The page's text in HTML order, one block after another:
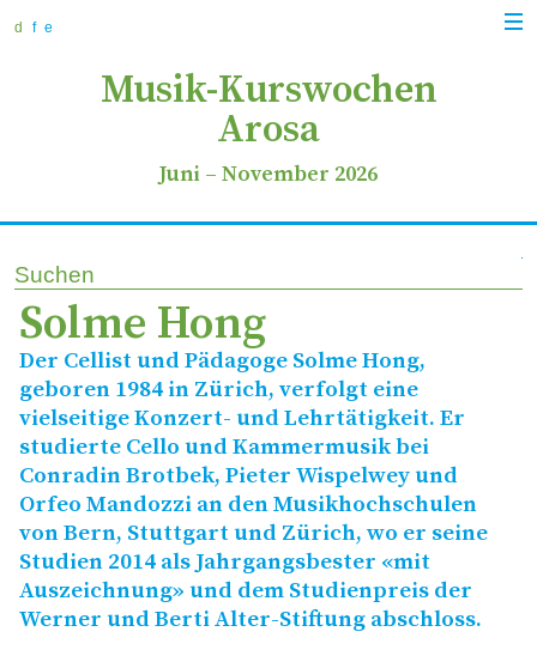
d f e
Musik-Kurswochen
Arosa
Juni – November 2026
Suchen
Solme Hong
Der Cellist und Pädagoge Solme Hong,
geboren 1984 in Zürich, verfolgt eine
vielseitige Konzert- und Lehrtätigkeit. Er
studierte Cello und Kammermusik bei
Conradin Brotbek, Pieter Wispelwey und
Orfeo Mandozzi an den Musikhochschulen
von Bern, Stuttgart und Zürich, wo er seine
Studien 2014 als Jahrgangsbester «mit
Auszeichnung» und dem Studienpreis der
Werner und Berti Alter-Stiftung abschloss.